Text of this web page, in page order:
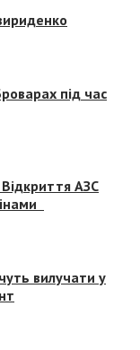
під час
АЗС
вилучати у